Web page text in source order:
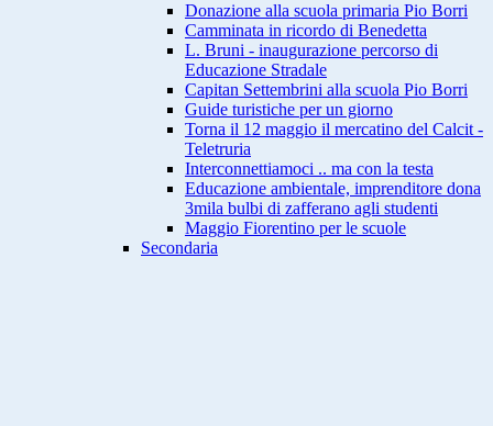
Donazione alla scuola primaria Pio Borri
Camminata in ricordo di Benedetta
L. Bruni - inaugurazione percorso di
Educazione Stradale
Capitan Settembrini alla scuola Pio Borri
Guide turistiche per un giorno
Torna il 12 maggio il mercatino del Calcit -
Teletruria
Interconnettiamoci .. ma con la testa
Educazione ambientale, imprenditore dona
3mila bulbi di zafferano agli studenti
Maggio Fiorentino per le scuole
Secondaria